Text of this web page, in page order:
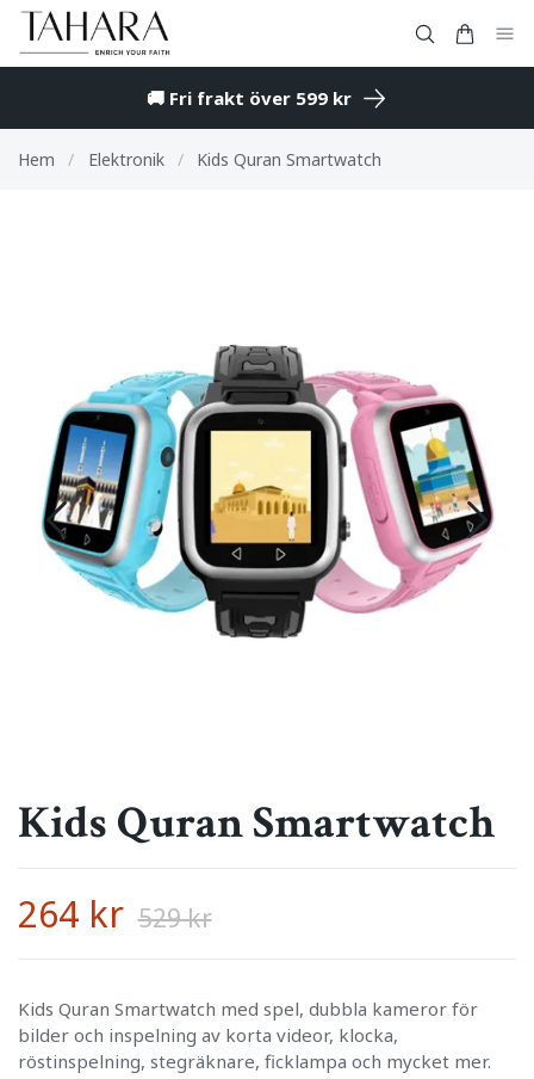
🚚 Fri frakt över 599 kr
Hem / Elektronik / Kids Quran Smartwatch
Kids Quran Smartwatch
264 kr 529 kr
Kids Quran Smartwatch med spel, dubbla kameror för
bilder och inspelning av korta videor, klocka,
röstinspelning, stegräknare, ficklampa och mycket mer.